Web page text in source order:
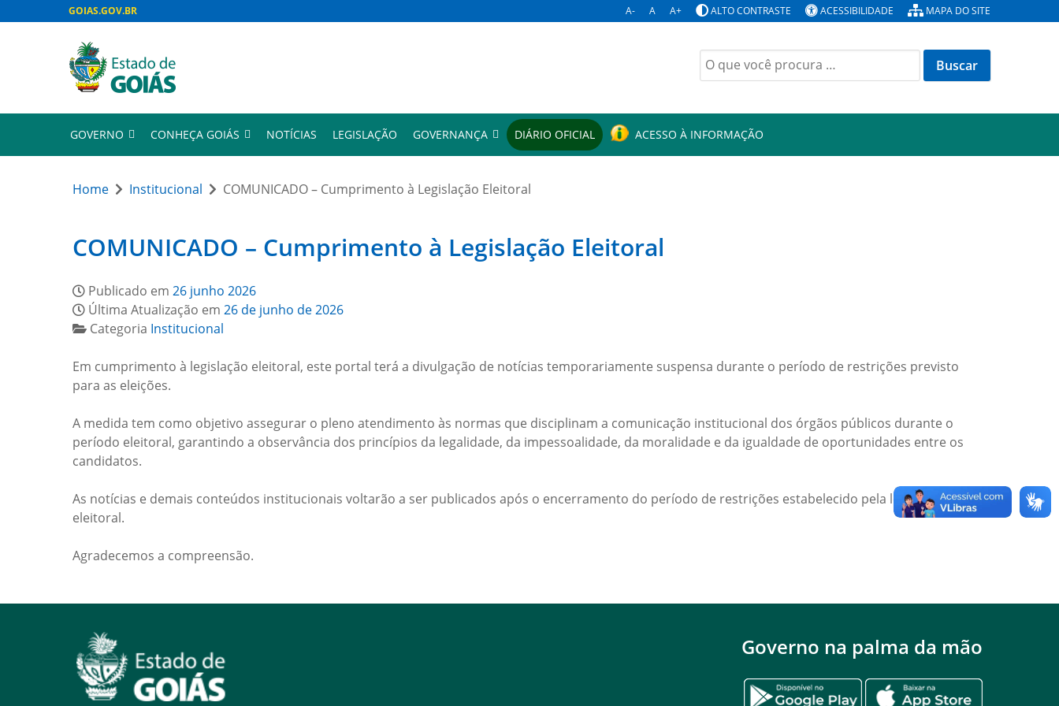
GOIAS.GOV.BR A- A A+ ALTO CONTRASTE ACESSIBILIDADE MAPA DO SITE
Buscar
por:
GOVERNO CONHEÇA GOIÁS NOTÍCIAS LEGISLAÇÃO GOVERNANÇA DIÁRIO OFICIAL ACESSO À INFORMAÇÃO
Home Institucional COMUNICADO – Cumprimento à Legislação Eleitoral
COMUNICADO – Cumprimento à Legislação Eleitoral
Publicado em 26 junho 2026
Última Atualização em 26 de junho de 2026
Categoria Institucional
Em cumprimento à legislação eleitoral, este portal terá a divulgação de notícias temporariamente suspensa durante o período de restrições previsto
para as eleições.
A medida tem como objetivo assegurar o pleno atendimento às normas que disciplinam a comunicação institucional dos órgãos públicos durante o
período eleitoral, garantindo a observância dos princípios da legalidade, da impessoalidade, da moralidade e da igualdade de oportunidades entre os
candidatos.
As notícias e demais conteúdos institucionais voltarão a ser publicados após o encerramento do período de restrições estabelecido pela legislação
eleitoral.
Agradecemos a compreensão.
Governo na palma da mão